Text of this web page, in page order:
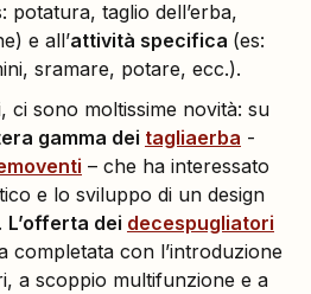
potatura, taglio dell’erba,
e all’attività specifica (es:
sramare, potare, ecc.).
ci sono moltissime novità: su
gamma dei tagliaerba -
– che ha interessato
e lo sviluppo di un design
L’offerta dei decespugliatori
completata con l’introduzione
a scoppio multifunzione e a